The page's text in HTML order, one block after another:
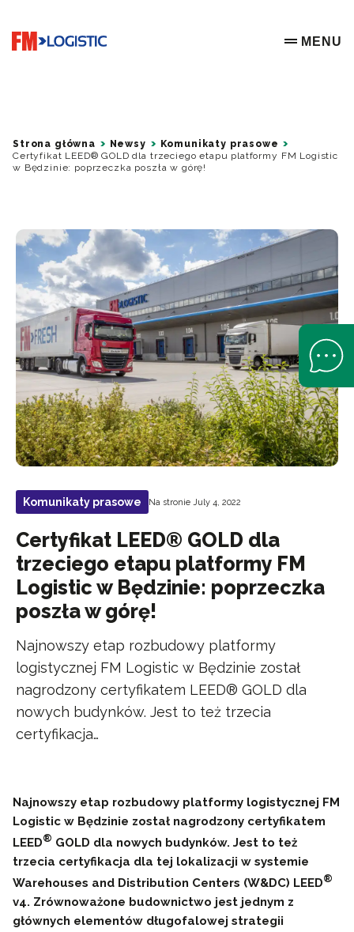
Go to home page
OPEN
MENU
Strona główna Newsy
Komunikaty prasowe
Certyfikat LEED® GOLD dla trzeciego etapu platformy FM Logistic
w Będzinie: poprzeczka poszła w górę!
Komunikaty prasowe Na stronie July 4, 2022
Certyfikat LEED® GOLD dla
trzeciego etapu platformy FM
Logistic w Będzinie: poprzeczka
poszła w górę!
Najnowszy etap rozbudowy platformy
logistycznej FM Logistic w Będzinie został
nagrodzony certyfikatem LEED® GOLD dla
nowych budynków. Jest to też trzecia
certyfikacja…
Najnowszy etap rozbudowy platformy logistycznej FM
Logistic w Będzinie został nagrodzony certyfikatem
LEED® GOLD dla nowych budynków. Jest to też
trzecia certyfikacja dla tej lokalizacji w systemie
Warehouses and Distribution Centers (W&DC) LEED®
v4. Zrównoważone budownictwo jest jednym z
głównych elementów długofalowej strategii
Open